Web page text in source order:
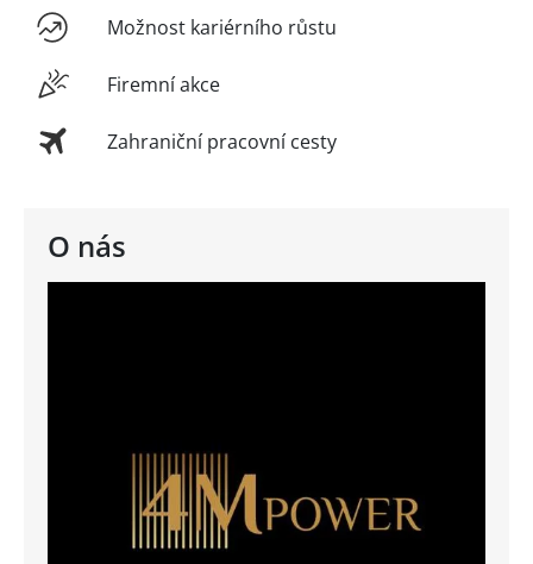
O nás
Možnost kariérního růstu
Firemní akce
Zahraniční pracovní cesty